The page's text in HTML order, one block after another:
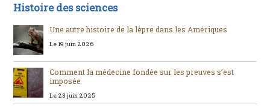
Histoire des sciences
Une autre histoire de la lèpre dans les Amériques
Le 19 juin 2026
Comment la médecine fondée sur les preuves s’est
imposée
Le 23 juin 2025